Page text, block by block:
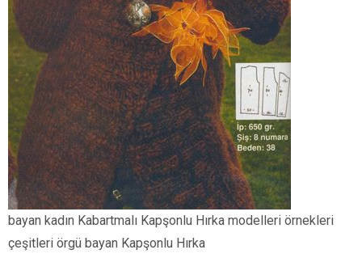
bayan kadın Kabartmalı Kapşonlu Hırka modelleri örnekleri
çeşitleri örgü bayan Kapşonlu Hırka